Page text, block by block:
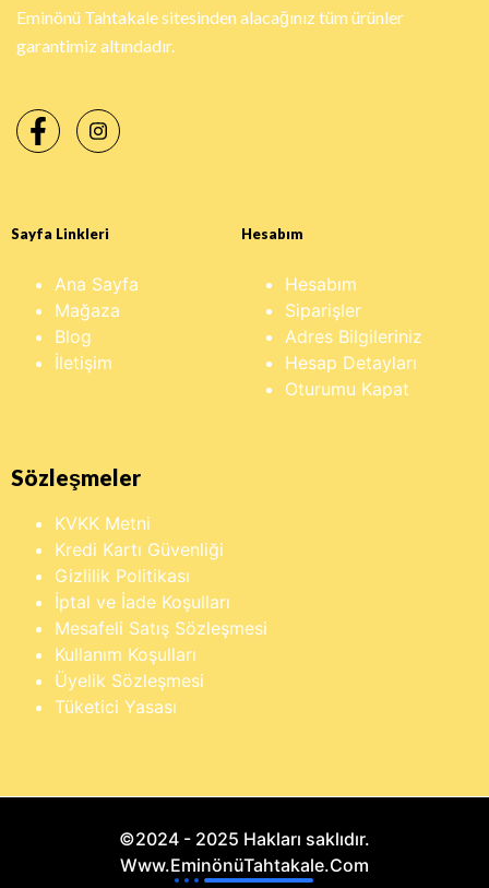
Eminönü Tahtakale sitesinden alacağınız tüm ürünler
garantimiz altındadır.
Sayfa Linkleri
Ana Sayfa
Mağaza
Blog
İletişim
Hesabım
Hesabım
Siparişler
Adres Bilgileriniz
Hesap Detayları
Oturumu Kapat
Sözleşmeler
KVKK Metni
Kredi Kartı Güvenliği
Gizlilik Politikası
İptal ve İade Koşulları
Mesafeli Satış Sözleşmesi
Kullanım Koşulları
Üyelik Sözleşmesi
Tüketici Yasası
©2024 - 2025 Hakları saklıdır.
Www.EminönüTahtakale.Com